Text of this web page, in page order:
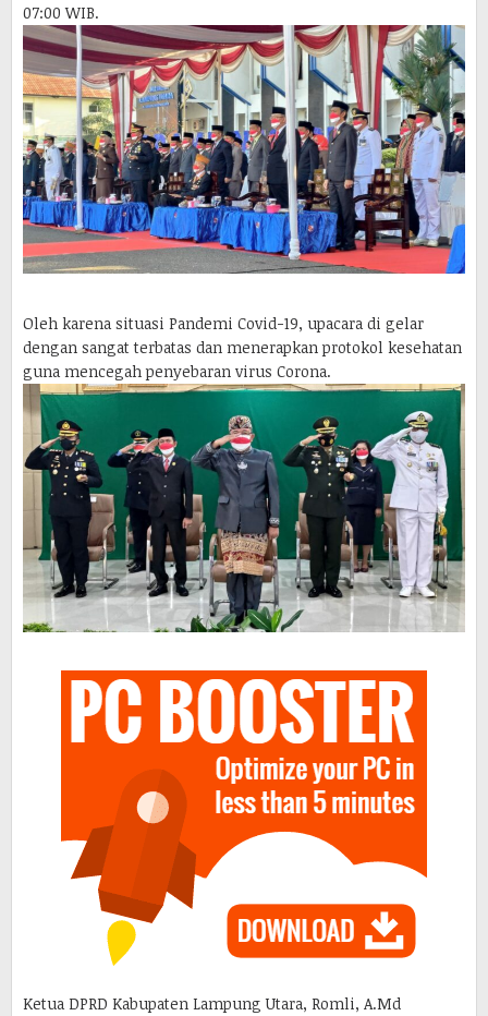
07:00 WIB.
Oleh karena situasi Pandemi Covid-19, upacara di gelar
dengan sangat terbatas dan menerapkan protokol kesehatan
guna mencegah penyebaran virus Corona.
Ketua DPRD Kabupaten Lampung Utara, Romli, A.Md